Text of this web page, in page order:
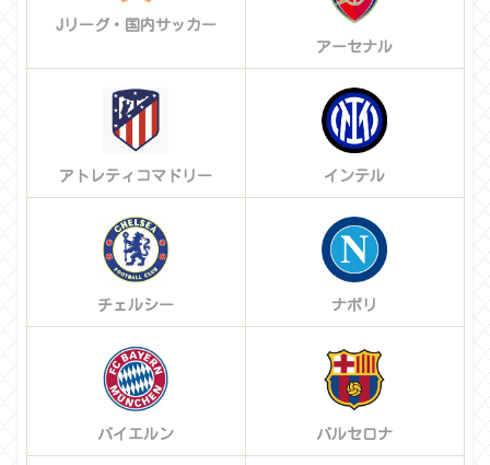
Jリーグ・国内サッカー
アーセナル
アトレティコマドリー インテル
チェルシー ナポリ
バイエルン バルセロナ